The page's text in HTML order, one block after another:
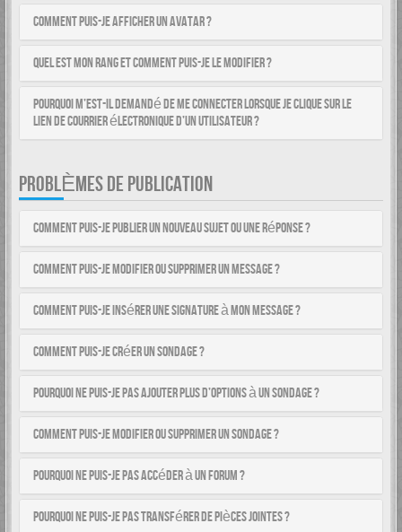
Comment puis-je afficher un avatar ?
Quel est mon rang et comment puis-je le modifier ?
Pourquoi m’est-il demandé de me connecter lorsque je clique sur le
lien de courrier électronique d’un utilisateur ?
PROBLÈMES DE PUBLICATION
Comment puis-je publier un nouveau sujet ou une réponse ?
Comment puis-je modifier ou supprimer un message ?
Comment puis-je insérer une signature à mon message ?
Comment puis-je créer un sondage ?
Pourquoi ne puis-je pas ajouter plus d’options à un sondage ?
Comment puis-je modifier ou supprimer un sondage ?
Pourquoi ne puis-je pas accéder à un forum ?
Pourquoi ne puis-je pas transférer de pièces jointes ?